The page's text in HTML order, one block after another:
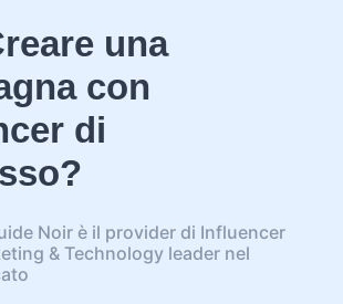
una
con
di
Noir è il provider di Influencer
& Technology leader nel